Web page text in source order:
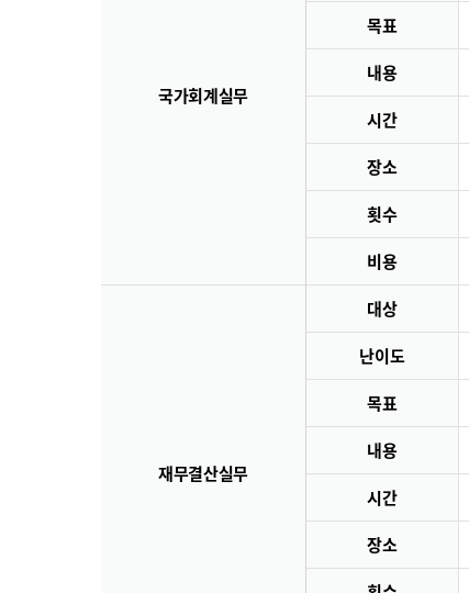
국가회계실무
목표
내용
시간
장소
횟수
비용
재무결산실무
대상
난이도
목표
내용
시간
장소